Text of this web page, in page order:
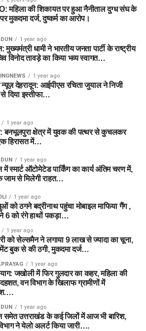
महिला की शिकायत पर हुआ नैनीताल दुग्ध संघ के
मुकदमा दर्ज, दुष्कर्म का आरोप।
1 year ago
मुख्यमंत्री धामी ने भारतीय जनता पार्टी के राष्ट्रीय
विनोद तावड़े का किया भव्य स्वागत…
1 year ago
देहरादून: आईपीएस रचिता जुयाल ने निजी
दिया इस्तीफा…
1 year ago
बनभूलपुरा क्षेत्र में युवक की पत्थर से कुचलकर
हिरासत में…
1 year ago
में स्मार्ट ऑटोमेटेड पार्किंग का कार्य अंतिम चरण में,
जाम से मिलेगी राहत…
1 year ago
को ठगने बद्रीनाथ पहुंचा मोबाइल माफिया गैंग ,
6 को रंगे हाथों पकड़ा…
1 year ago
को सेल्समैन ने लगाया 9 लाख से ज्यादा का चूना,
बुक से की ठगी, मुकदमा दर्ज…
1 year ago
जखोली में फिर गुलदार का कहर, महिला की
वन विभाग के खिलाफ ग्रामीणों में
1 year ago
समेत उत्तराखंड के कई जिलों में आज भी बारिश,
ने येलो अलर्ट किया जारी….